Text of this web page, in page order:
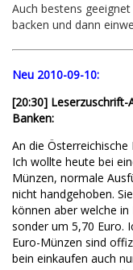
Auch bestens
backen und dann
Neu 2010-09-10:
[20:30] Leserzuschrift-
Banken:
An die Österreichische
Ich wollte heute bei
Münzen, normale
nicht handgehoben.
können aber welche
sonder um 5,70 Euro.
Euro-Münzen sind
bein einkaufen auch